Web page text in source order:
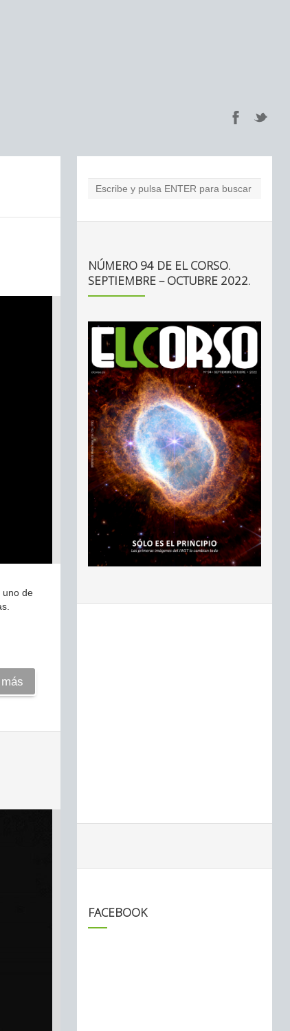
uno de
NÚMERO 94 DE EL CORSO.
SEPTIEMBRE – OCTUBRE 2022.
FACEBOOK